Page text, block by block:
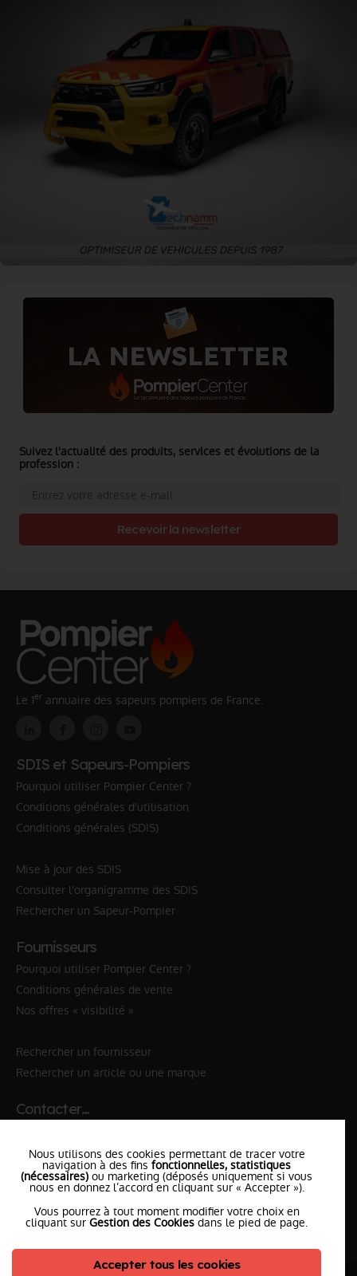
Suivez l'actualité des produits, services et évolutions de la
profession :
Recevoir la newsletter
Le 1er annuaire des sapeurs pompiers de France.
SDIS et Sapeurs-Pompiers
Pourquoi utiliser Pompier Center ?
Conditions générales d'utilisation
Conditions générales (SDIS)
Mise à jour des SDIS
Consulter l'organigramme des SDIS
Rechercher un Sapeur-Pompier
Fournisseurs
Pourquoi utiliser Pompier Center ?
Conditions générales de vente
Nos offres « visibilité »
Rechercher un fournisseur
Rechercher un article ou une marque
Contacter…
✆ 18№National Sapeurs-Pompiers
le SDISle plus proche
l'équipePompierCenter
Nous utilisons des cookies permettant de tracer votre
navigation à des fins fonctionnelles, statistiques
(nécessaires) ou marketing (déposés uniquement si vous
nous en donnez l’accord en cliquant sur « Accepter »).
Vous pourrez à tout moment modifier votre choix en
cliquant sur Gestion des Cookies dans le pied de page.
Accepter tous les cookies